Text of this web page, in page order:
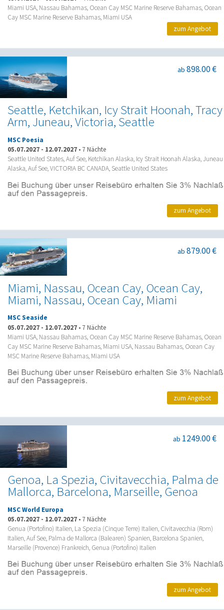
Miami USA, Nassau Bahamas, Ocean Cay MSC Marine Reserve Bahamas, Ocean
Cay MSC Marine Reserve Bahamas, Miami USA
zum Angebot
Seattle, Ketchikan, Icy Strait Hoonah, Tracy
Arm, Juneau, Victoria, Seattle
ab 898.00 €
MSC Poesia
05.07.2027 - 12.07.2027 • 7 Nächte
Seattle United States, Auf See, Ketchikan Alaska, Icy Strait Hoonah Alaska, Juneau
Alaska, Auf See, VICTORIA BC CANADA, Seattle United States
zum Angebot
Miami, Nassau, Ocean Cay, Ocean Cay,
Miami, Nassau, Ocean Cay, Miami
ab 879.00 €
MSC Seaside
05.07.2027 - 12.07.2027 • 7 Nächte
Miami USA, Nassau Bahamas, Ocean Cay MSC Marine Reserve Bahamas, Ocean
Cay MSC Marine Reserve Bahamas, Miami USA, Nassau Bahamas, Ocean Cay
MSC Marine Reserve Bahamas, Miami USA
zum Angebot
Genoa, La Spezia, Civitavecchia, Palma de
Mallorca, Barcelona, Marseille, Genoa
ab 1249.00 €
MSC World Europa
05.07.2027 - 12.07.2027 • 7 Nächte
Genua (Portofino) Italien, La Spezia (Cinque Terre) Italien, Civitavecchia (Rom)
Italien, Auf See, Palma de Mallorca (Balearen) Spanien, Barcelona Spanien,
Marseille (Provence) Frankreich, Genua (Portofino) Italien
zum Angebot